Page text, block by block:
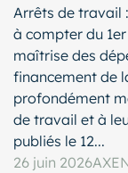
Arrêts de travail
à compter du
maîtrise des
financement de
profondément
de travail et à
publiés le 12...
26 juin 2026